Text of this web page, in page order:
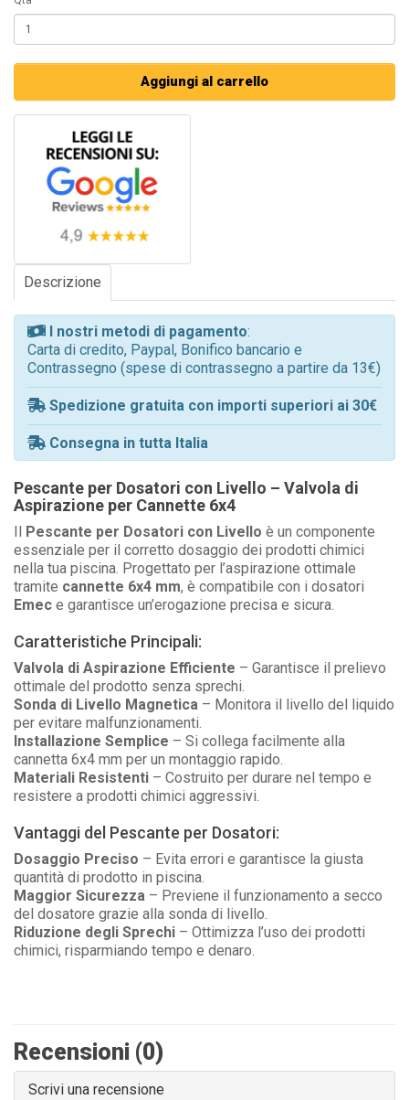
Aggiungi al carrello
Descrizione
I nostri metodi di pagamento:
Carta di credito, Paypal, Bonifico bancario e
Contrassegno (spese di contrassegno a partire da 13€)
Spedizione gratuita con importi superiori ai 30€
Consegna in tutta Italia
Pescante per Dosatori con Livello – Valvola di
Aspirazione per Cannette 6x4
Pescante per Dosatori con Livello è un componente
essenziale per il corretto dosaggio dei prodotti chimici
nella tua piscina. Progettato per l’aspirazione ottimale
tramite cannette 6x4 mm, è compatibile con i dosatori
Emec e garantisce un’erogazione precisa e sicura.
Caratteristiche Principali:
Valvola di Aspirazione Efficiente – Garantisce il prelievo
ottimale del prodotto senza sprechi.
Sonda di Livello Magnetica – Monitora il livello del liquido
per evitare malfunzionamenti.
Installazione Semplice – Si collega facilmente alla
cannetta 6x4 mm per un montaggio rapido.
Materiali Resistenti – Costruito per durare nel tempo e
resistere a prodotti chimici aggressivi.
Vantaggi del Pescante per Dosatori:
Dosaggio Preciso – Evita errori e garantisce la giusta
quantità di prodotto in piscina.
Maggior Sicurezza – Previene il funzionamento a secco
del dosatore grazie alla sonda di livello.
Riduzione degli Sprechi – Ottimizza l’uso dei prodotti
chimici, risparmiando tempo e denaro.
Recensioni (0)
Scrivi una recensione